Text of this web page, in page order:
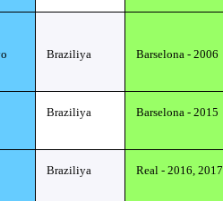
Braziliya Barselona - 2006
Braziliya Barselona - 2015
Braziliya Real - 2016, 2017